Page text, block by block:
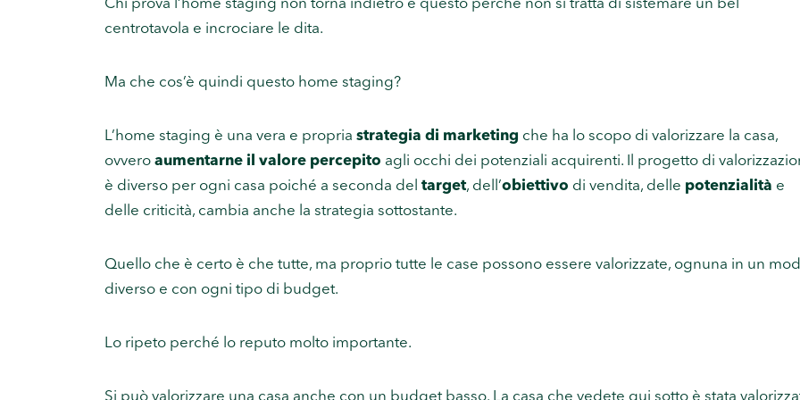
Chi prova l’home staging non torna indietro e questo perché non si tratta di sistemare un bel
centrotavola e incrociare le dita.
Ma che cos’è quindi questo home staging?
L’home staging è una vera e propria strategia di marketing che ha lo scopo di valorizzare la casa,
ovvero aumentarne il valore percepito agli occhi dei potenziali acquirenti. Il progetto di
è diverso per ogni casa poiché a seconda del target, dell’obiettivo di vendita, delle potenzialità e
delle criticità, cambia anche la strategia sottostante.
Quello che è certo è che tutte, ma proprio tutte le case possono essere valorizzate, ognuna in un
diverso e con ogni tipo di budget.
Lo ripeto perché lo reputo molto importante.
Si può valorizzare una casa anche con un budget basso. La casa che vedete qui sotto è stata